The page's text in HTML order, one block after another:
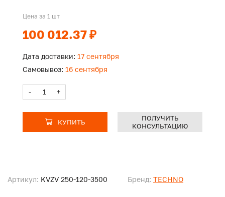
Артикул: KVZV 250-120-3500 Бренд: TECHNO
Цена за 1 шт
100 012.37 ₽
Дата доставки: 17 сентября
Самовывоз: 16 сентября
- +
КУПИТЬ
ПОЛУЧИТЬ
КОНСУЛЬТАЦИЮ